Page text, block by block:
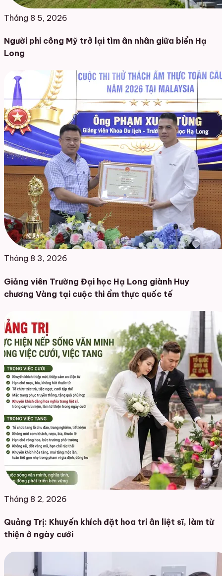
Tháng 8 5, 2026
Người phi công Mỹ trở lại tìm ân nhân giữa biển Hạ
Long
Tháng 8 3, 2026
Giảng viên Trường Đại học Hạ Long giành Huy
chương Vàng tại cuộc thi ẩm thực quốc tế
Tháng 8 2, 2026
Quảng Trị: Khuyến khích đặt hoa tri ân liệt sĩ, làm từ
thiện ở ngày cưới